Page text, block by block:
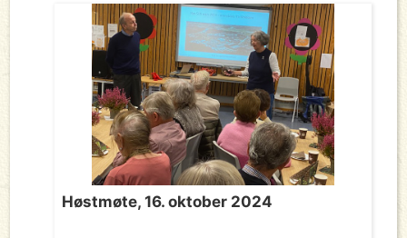
Høstmøte, 16. oktober 2024